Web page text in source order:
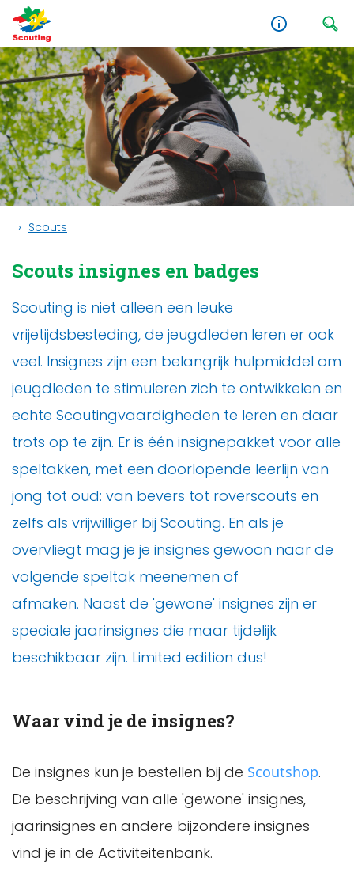
Scouts
Scouts insignes en badges
Scouting is niet alleen een leuke
vrijetijdsbesteding, de jeugdleden leren er ook
veel. Insignes zijn een belangrijk hulpmiddel om
jeugdleden te stimuleren zich te ontwikkelen en
echte Scoutingvaardigheden te leren en daar
trots op te zijn. Er is één insignepakket voor alle
speltakken, met een doorlopende leerlijn van
jong tot oud: van bevers tot roverscouts en
zelfs als vrijwilliger bij Scouting. En als je
overvliegt mag je je insignes gewoon naar de
volgende speltak meenemen of
afmaken. Naast de 'gewone' insignes zijn er
speciale jaarinsignes die maar tijdelijk
beschikbaar zijn. Limited edition dus!
Waar vind je de insignes?
De insignes kun je bestellen bij de Scoutshop.
De beschrijving van alle 'gewone' insignes,
jaarinsignes en andere bijzondere insignes
vind je in de Activiteitenbank.